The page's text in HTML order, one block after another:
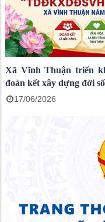
Xã Vĩnh Thuận triển
đoàn kết xây dựng đời
17/06/2026